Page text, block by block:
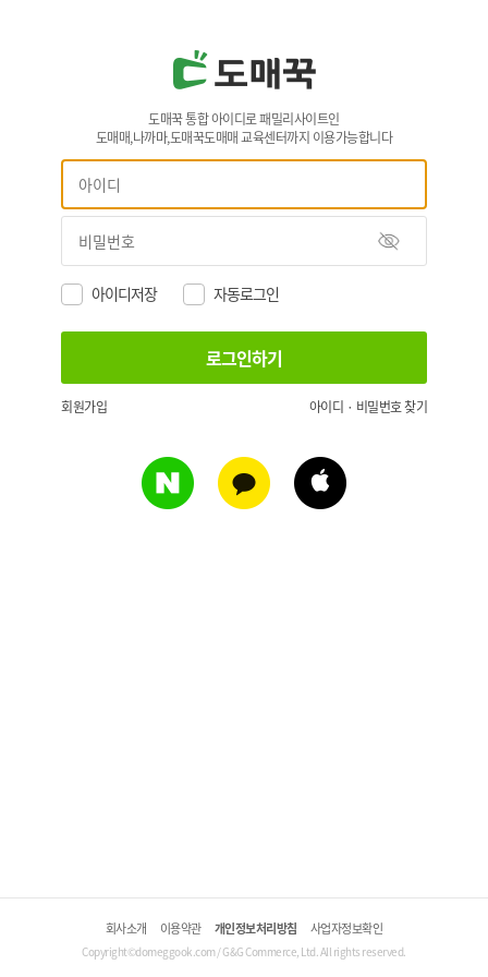
도매꾹 통합 아이디로 패밀리사이트인
도매매,나까마,도매꾹도매매 교육센터까지 이용가능합니다
아이디저장 자동로그인
회원가입 아이디 · 비밀번호 찾기
회사소개 이용약관 개인정보처리방침 사업자정보확인
Copyright©domeggook.com / G&G Commerce, Ltd. All rights reserved.